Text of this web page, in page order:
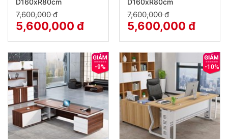
D160xR80cm
7,600,000 đ
5,600,000 đ
D160xR80cm
7,600,000 đ
5,600,000 đ
-9% -10%